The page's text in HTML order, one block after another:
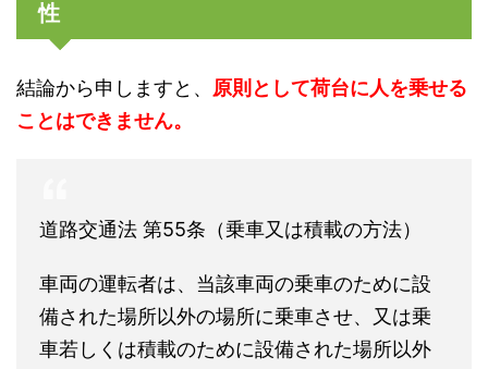
性
結論から申しますと、 原則として荷台に人を乗せる
ことはできません。
道路交通法 第55条（乗車又は積載の方法）
車両の運転者は、当該車両の乗車のために設
備された場所以外の場所に乗車させ、又は乗
車若しくは積載のために設備された場所以外